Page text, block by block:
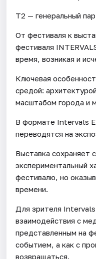
T2 — генеральный
От фестиваля к
фестиваля
время, возникая и
Ключевая
средой:
масштабом города и
В формате Intervals
переводятся на
Выставка сохраняет
экспериментальный
фестивалю, но
времени.
Для зрителя
взаимодействия с
представленным на
событием, а как с
возвращаться.